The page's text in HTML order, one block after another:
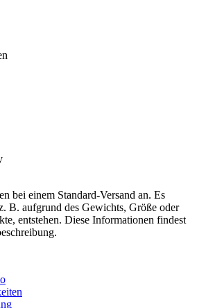
bei einem Standard-Versand an. Es
B. aufgrund des Gewichts, Größe oder
entstehen. Diese Informationen findest